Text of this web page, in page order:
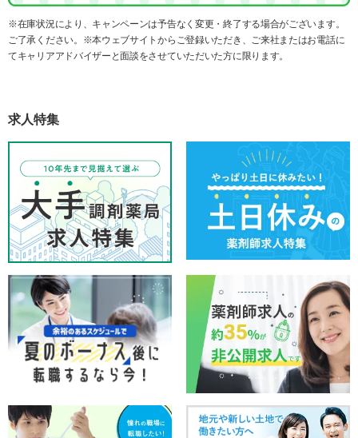
※在庫状況により、キャンペーンは予告なく変更・終了する場合がございます。
ご了承ください。※本ウェブサイトからご登録いただき、ご来社またはお電話に
てキャリアアドバイザーと面談をさせていただいた方に限ります。
求人特集